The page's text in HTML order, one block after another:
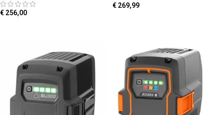
€ 256,00
€ 269,99